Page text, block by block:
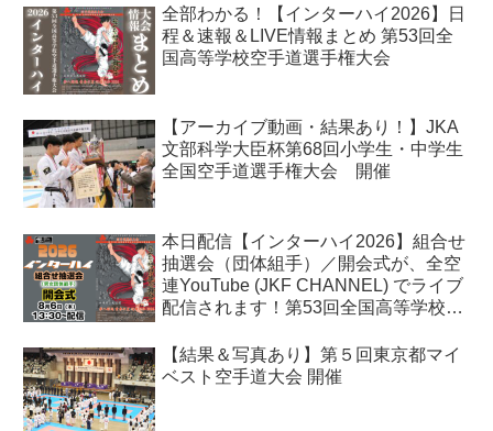
全部わかる！【インターハイ2026】日
程＆速報＆LIVE情報まとめ 第53回全
国高等学校空手道選手権大会
【アーカイブ動画・結果あり！】JKA
文部科学大臣杯第68回小学生・中学生
全国空手道選手権大会 開催
本日配信【インターハイ2026】組合せ
抽選会（団体組手）／開会式が、全空
連YouTube (JKF CHANNEL) でライブ
配信されます！第53回全国高等学校空
【結果＆写真あり】第５回東京都マイ
ベスト空手道大会 開催